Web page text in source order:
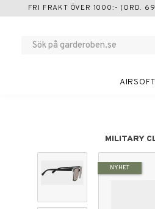
FRI FRAKT ÖVER 1000:- (ORD.
AIRSOFT
MILITARY
NYHET